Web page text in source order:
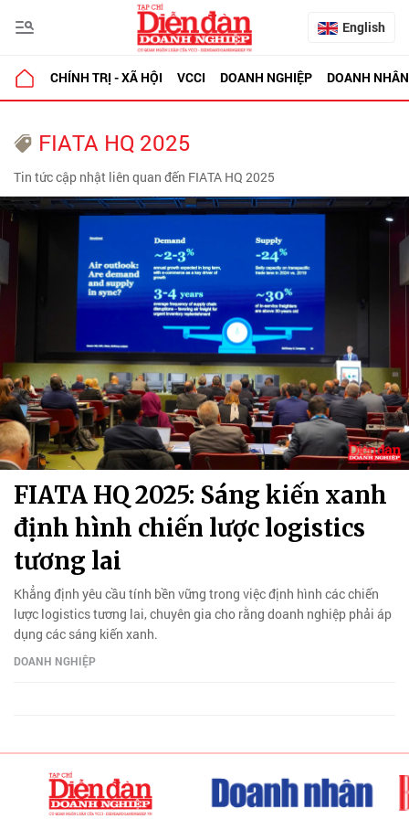
English
CHÍNH TRỊ - XÃ HỘI VCCI DOANH NGHIỆP DOANH NHÂN
FIATA HQ 2025
Tin tức cập nhật liên quan đến FIATA HQ 2025
FIATA HQ 2025: Sáng kiến xanh
định hình chiến lược logistics
tương lai
Khẳng định yêu cầu tính bền vững trong việc định hình các chiến
lược logistics tương lai, chuyên gia cho rằng doanh nghiệp phải áp
dụng các sáng kiến ​​xanh.
DOANH NGHIỆP